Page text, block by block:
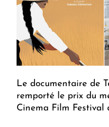
Le documentaire de
remporté le prix du
Cinema Film Festival